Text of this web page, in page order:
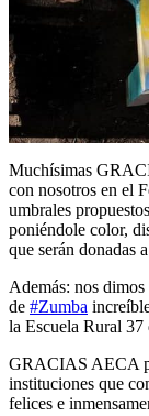
Muchísimas
con nosotros en el
umbrales
poniéndole color,
que serán donadas
Además: nos
de #Zumba
la Escuela Rural 37
GRACIAS AECA
instituciones que
felices e